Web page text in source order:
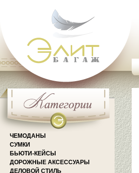
ЧЕМОДАНЫ
СУМКИ
БЬЮТИ-КЕЙСЫ
ДОРОЖНЫЕ АКСЕССУАРЫ
ДЕЛОВОЙ СТИЛЬ